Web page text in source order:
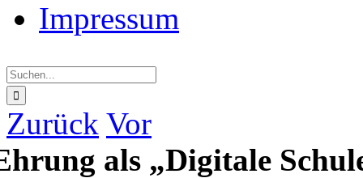
Impressum
nach:
Zurück Vor
als „Digitale